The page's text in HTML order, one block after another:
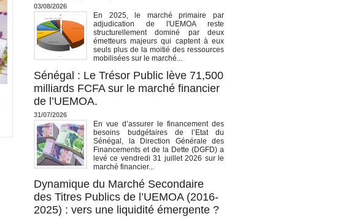
03/08/2026
En 2025, le marché primaire par
adjudication de l'UEMOA reste
structurellement dominé par deux
émetteurs majeurs qui captent à eux
seuls plus de la moitié des ressources
mobilisées sur le marché...
Sénégal : Le Trésor Public lève 71,500
milliards FCFA sur le marché financier
de l’UEMOA.
31/07/2026
En vue d’assurer le financement des
besoins budgétaires de l’Etat du
Sénégal, la Direction Générale des
Financements et de la Dette (DGFD) a
levé ce vendredi 31 juillet 2026 sur le
marché financier...
Dynamique du Marché Secondaire
des Titres Publics de l’UEMOA (2016-
2025) : vers une liquidité émergente ?